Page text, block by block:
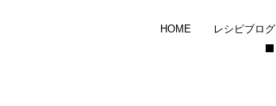
HOME レシピブログ